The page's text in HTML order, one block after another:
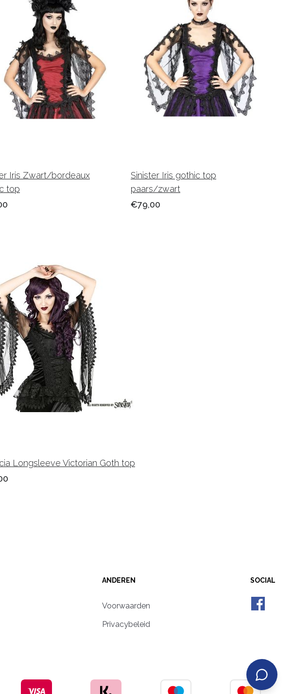
Iris Zwart/bordeaux
top
Sinister Iris gothic top
paars/zwart
€79,00
Longsleeve Victorian Goth top
ANDEREN
Voorwaarden
Privacybeleid
SOCIAL